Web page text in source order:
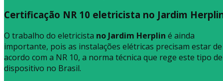
Certificação NR 10 eletricista no Jardim
O trabalho do eletricista no Jardim Herplin é ainda
importante, pois as instalações elétricas precisam estar de
acordo com a NR 10, a norma técnica que rege este tipo de
dispositivo no Brasil.